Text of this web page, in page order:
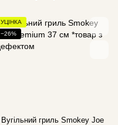
УЦІНКА
−26%
Вугільний гриль Smokey Joe